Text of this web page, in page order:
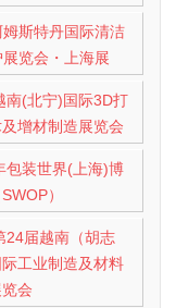
斯特丹国际清洁
览会・上海展
南(北宁)国际3D打
增材制造展览会
包装世界(上海)博
）
24届越南（胡志
工业制造及材料
会